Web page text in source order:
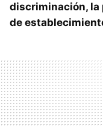
discriminación, la
de